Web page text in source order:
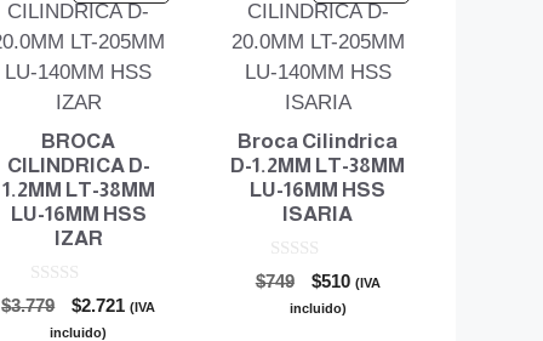
BROCA
CILINDRICA D-
1.2MM LT-38MM
LU-16MM HSS
IZAR
0
d
$3.779
El
precio
$2.721 El
(IVA
incluido)
Broca Cilindrica
D-1.2MM LT-38MM
LU-16MM HSS
ISARIA
0
d
$749
El
precio
$510El(IVA
incluido)